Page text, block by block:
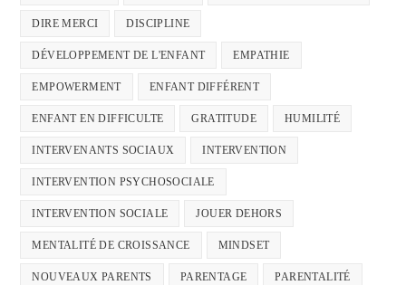
DIRE MERCI DISCIPLINE
DÉVELOPPEMENT DE L'ENFANT EMPATHIE
EMPOWERMENT ENFANT DIFFÉRENT
ENFANT EN DIFFICULTE GRATITUDE HUMILITÉ
INTERVENANTS SOCIAUX INTERVENTION
INTERVENTION PSYCHOSOCIALE
INTERVENTION SOCIALE JOUER DEHORS
MENTALITÉ DE CROISSANCE MINDSET
NOUVEAUX PARENTS PARENTAGE PARENTALITÉ